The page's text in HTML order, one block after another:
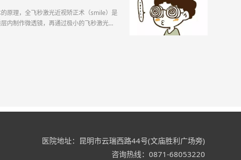
原理，全飞秒激光近视矫正术（smile）是
内制作微透镜，再通过极小的飞秒激光切
医院地址：昆明市云瑞西路44号(文庙胜利广场旁)
咨询热线：0871-68053220